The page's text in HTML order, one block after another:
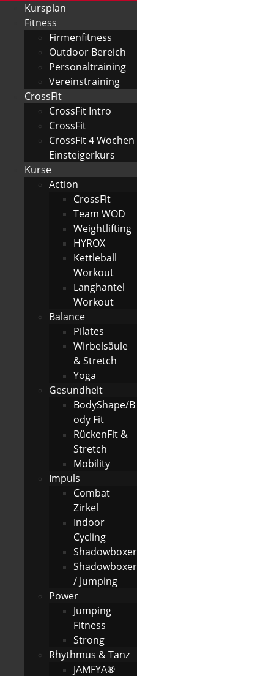
Kursplan
Fitness
Firmenfitness
Outdoor Bereich
Personaltraining
Vereinstraining
CrossFit
CrossFit Intro
CrossFit
CrossFit 4 Wochen
Einsteigerkurs
Kurse
Action
CrossFit
Team WOD
Weightlifting
HYROX
Kettleball
Workout
Langhantel
Workout
Balance
Pilates
Wirbelsäule
& Stretch
Yoga
Gesundheit
BodyShape/B
ody Fit
RückenFit &
Stretch
Mobility
Impuls
Combat
Zirkel
Indoor
Cycling
Shadowboxer
Shadowboxer
/ Jumping
Power
Jumping
Fitness
Strong
Rhythmus & Tanz
JAMFYA®